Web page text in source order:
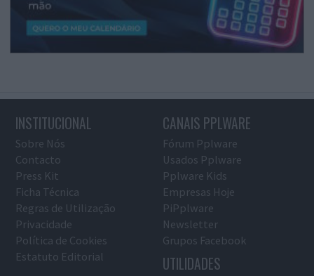
INSTITUCIONAL
Sobre Nós
Contacto
Press Kit
Ficha Técnica
Regras de Utilização
Privacidade
Política de Cookies
Estatuto Editorial
CANAIS PPLWARE
Fórum Pplware
Usados Pplware
Pplware Kids
Empresas Hoje
PiPplware
Newsletter
Grupos Facebook
UTILIDADES